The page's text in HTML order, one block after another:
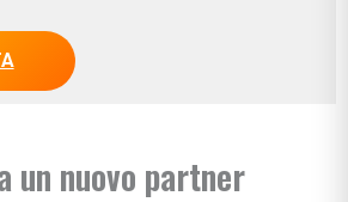
un nuovo partner